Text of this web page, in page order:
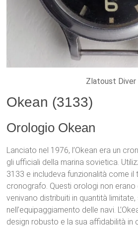
Zlatoust Diver
Okean (3133)
Orologio Okean
Lanciato nel 1976, l’Okean era un
gli ufficiali della marina sovietica.
3133 e includeva funzionalità come il
cronografo. Questi orologi non erano
venivano distribuiti in quantità
nell’equipaggiamento delle navi.
design robusto e la sua affidabilità in